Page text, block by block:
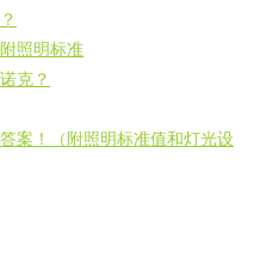
照明标准
克？
案！（附照明标准值和灯光设